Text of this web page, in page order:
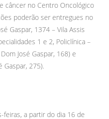
câncer no Centro Oncológico
poderão ser entregues no
Gaspar, 1374 – Vila Assis
1 e 2, Policlínica –
José Gaspar, 168) e
Gaspar, 275).
feiras, a partir do dia 16 de